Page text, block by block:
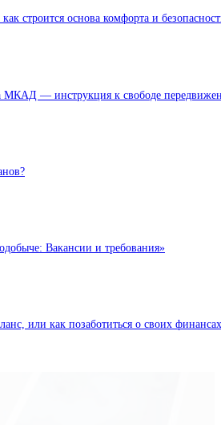
строится основа комфорта и
МКАД — инструкция к свободе
Вакансии и требования»
или как позаботиться о своих финансах